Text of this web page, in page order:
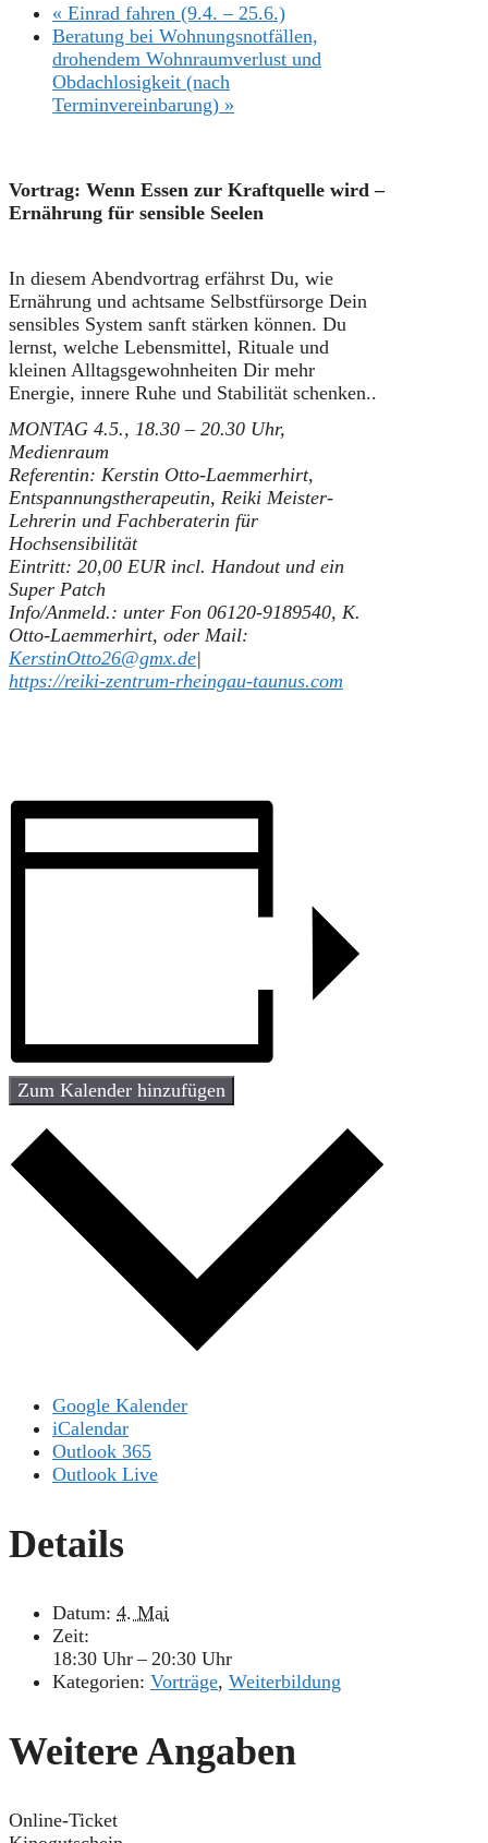
« Einrad fahren (9.4. – 25.6.)
Beratung bei Wohnungsnotfällen,
drohendem Wohnraumverlust und
Obdachlosigkeit (nach
Terminvereinbarung) »
Vortrag: Wenn Essen zur Kraftquelle wird –
Ernährung für sensible Seelen
In diesem Abendvortrag erfährst Du, wie
Ernährung und achtsame Selbstfürsorge Dein
sensibles System sanft stärken können. Du
lernst, welche Lebensmittel, Rituale und
kleinen Alltagsgewohnheiten Dir mehr
Energie, innere Ruhe und Stabilität schenken..
MONTAG 4.5., 18.30 – 20.30 Uhr,
Medienraum
Referentin: Kerstin Otto-Laemmerhirt,
Entspannungstherapeutin, Reiki Meister-
Lehrerin und Fachberaterin für
Hochsensibilität
Eintritt: 20,00 EUR incl. Handout und ein
Super Patch
Info/Anmeld.: unter Fon 06120-9189540, K.
Otto-Laemmerhirt, oder Mail:
KerstinOtto26@gmx.de|
https://reiki-zentrum-rheingau-taunus.com
Zum Kalender hinzufügen
Google Kalender
iCalendar
Outlook 365
Outlook Live
Details
Datum: 4. Mai
Zeit:
18:30 Uhr – 20:30 Uhr
Kategorien: Vorträge, Weiterbildung
Weitere Angaben
Online-Ticket